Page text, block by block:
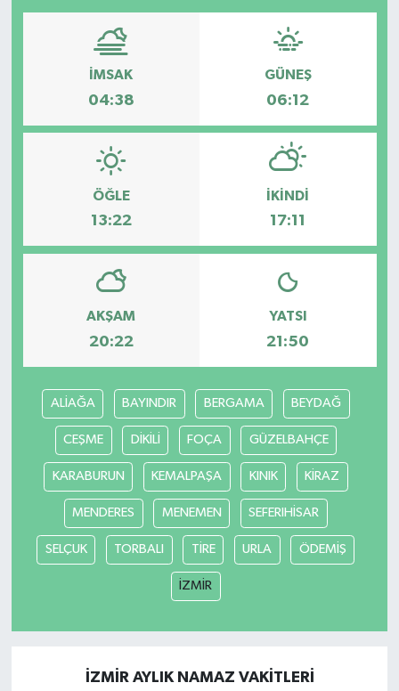
İMSAK
04:38
GÜNEŞ
06:12
ÖĞLE
13:22
İKINDI
17:11
AKŞAM
20:22
YATSI
21:50
ALİAĞA BAYINDIR BERGAMA BEYDAĞ
CEŞME DİKİLİ FOÇA GÜZELBAHÇE
KARABURUN KEMALPAŞA KINIK KİRAZ
MENDERES MENEMEN SEFERIHİSAR
SELÇUK TORBALI TİRE URLA ÖDEMİŞ
İZMİR
İZMİR AYLIK NAMAZ VAKITLERI
Dergim